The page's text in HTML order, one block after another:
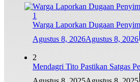
1
Warga Laporkan Dugaan
Agustus 8, 2026Agustus 8, 2026
2
Mendagri Tito Pastikan Satgas